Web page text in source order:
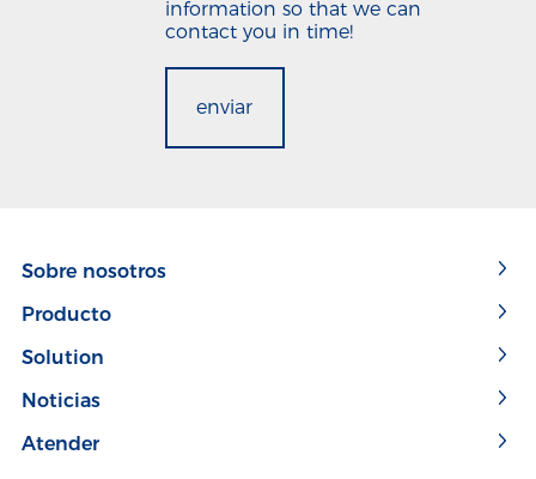
information so that we can
contact you in time!
enviar
Sobre nosotros
Producto
Solution
Noticias
Atender